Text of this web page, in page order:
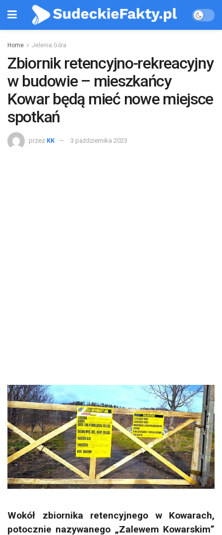
Home Jelenia Góra
Zbiornik retencyjno-rekreacyjny
w budowie – mieszkańcy
Kowar będą mieć nowe miejsce
spotkań
przez KK 3 października 2023
Wokół zbiornika retencyjnego w Kowarach,
potocznie nazywanego „Zalewem Kowarskim”